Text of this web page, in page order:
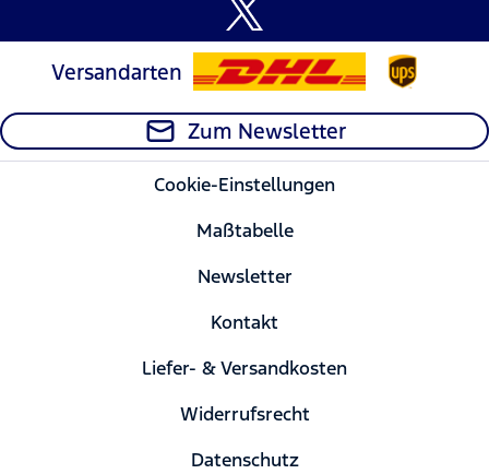
Versandarten
Zum Newsletter
Cookie-Einstellungen
Maßtabelle
Newsletter
Kontakt
Liefer- & Versandkosten
Widerrufsrecht
Datenschutz